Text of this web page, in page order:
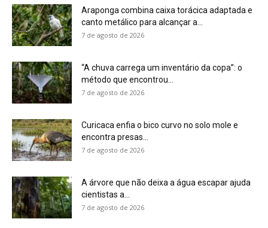
7 de agosto de 2026
7 de agosto de 2026